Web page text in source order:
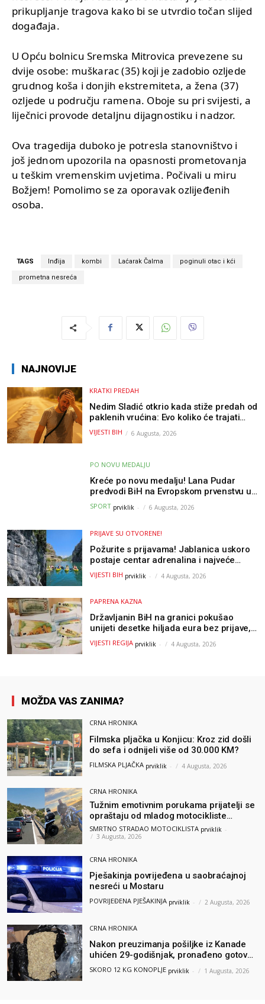
prikupljanje tragova kako bi se utvrdio točan slijed
događaja.
U Opću bolnicu Sremska Mitrovica prevezene su
dvije osobe: muškarac (35) koji je zadobio ozljede
grudnog koša i donjih ekstremiteta, a žena (37)
ozljede u području ramena. Oboje su pri svijesti, a
liječnici provode detaljnu dijagnostiku i nadzor.
Ova tragedija duboko je potresla stanovništvo i
još jednom upozorila na opasnosti prometovanja
u teškim vremenskim uvjetima. Počivali u miru
Božjem! Pomolimo se za oporavak ozlijeđenih
osoba.
TAGS Inđija kombi Laćarak Čalma poginuli otac i kći
prometna nesreća
NAJNOVIJE
KRATKI PREDAH
Nedim Sladić otkrio kada stiže predah od
paklenih vrućina: Evo koliko će trajati
osvježenje u BiH
VIJESTI BIH 6 Augusta, 2026
PO NOVU MEDALJU
Kreće po novu medalju! Lana Pudar
predvodi BiH na Evropskom prvenstvu u
Parizu
SPORT prviklik - 6 Augusta, 2026
PRIJAVE SU OTVORENE!
Požurite s prijavama! Jablanica uskoro
postaje centar adrenalina i najveće
outdoor avanture ovog ljeta
VIJESTI BIH prviklik - 4 Augusta, 2026
PAPRENA KAZNA
Državljanin BiH na granici pokušao
unijeti desetke hiljada eura bez prijave,
uslijedila “paprena” kazna
VIJESTI REGIJA prviklik - 4 Augusta, 2026
MOŽDA VAS ZANIMA?
CRNA HRONIKA
Filmska pljačka u Konjicu: Kroz zid došli
do sefa i odnijeli više od 30.000 KM?
FILMSKA PLJAČKA prviklik - 4 Augusta, 2026
CRNA HRONIKA
Tužnim emotivnim porukama prijatelji se
opraštaju od mladog motocikliste
Husnije Porča
SMRTNO STRADAO MOTOCIKLISTA prviklik -
3 Augusta, 2026
CRNA HRONIKA
Pješakinja povrijeđena u saobraćajnoj
nesreći u Mostaru
POVRIJEĐENA PJEŠAKINJA prviklik - 2 Augusta, 2026
CRNA HRONIKA
Nakon preuzimanja pošiljke iz Kanade
uhićen 29-godišnjak, pronađeno gotovo
12 kilograma konoplje
SKORO 12 KG KONOPLJE prviklik - 1 Augusta, 2026